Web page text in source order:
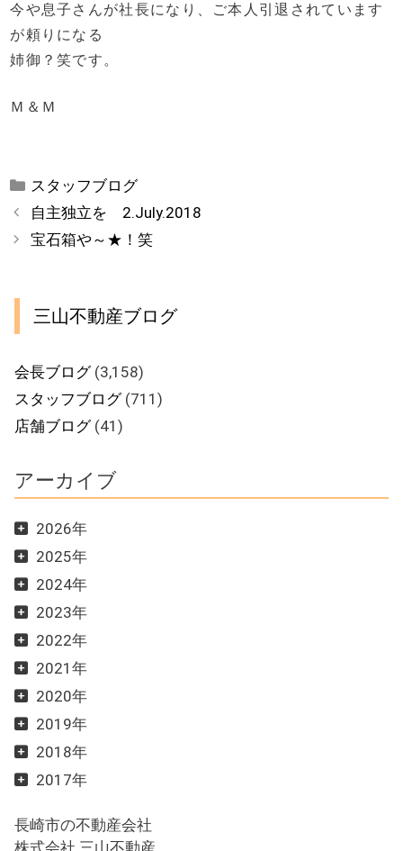
今や息子さんが社長になり、ご本人引退されています
が頼りになる
姉御？笑です。
Ｍ＆Ｍ
カ
テ
ゴ
リ
スタッフブログ
自主独立を 2.July.2018
宝石箱や～★！笑
三山不動産ブログ
会長ブログ(3,158)
スタッフブログ(711)
店舗ブログ(41)
アーカイブ
2026年
2025年
2024年
2023年
2022年
2021年
2020年
2019年
2018年
2017年
長崎市の不動産会社